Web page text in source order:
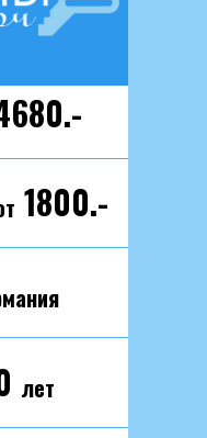
1800.-
лет